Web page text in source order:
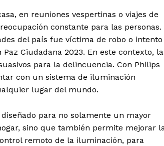
en reuniones vespertinas o viajes de
constante para las personas.
del país fue víctima de robo o intento
Ciudadana 2023. En este contexto, la
para la delincuencia. Con Philips
con un sistema de iluminación
lugar del mundo.
para no solamente un mayor
sino que también permite mejorar
remoto de la iluminación, para